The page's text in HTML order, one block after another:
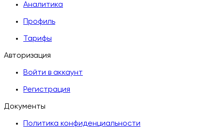
Аналитика
Профиль
Тарифы
Авторизация
Войти в аккаунт
Регистрация
Документы
Политика конфиденциальности